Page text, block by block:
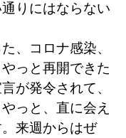
りにはならない
、コロナ感染、
っと再開できた
が発令されて、
っと、直に会え
来週からはぜ